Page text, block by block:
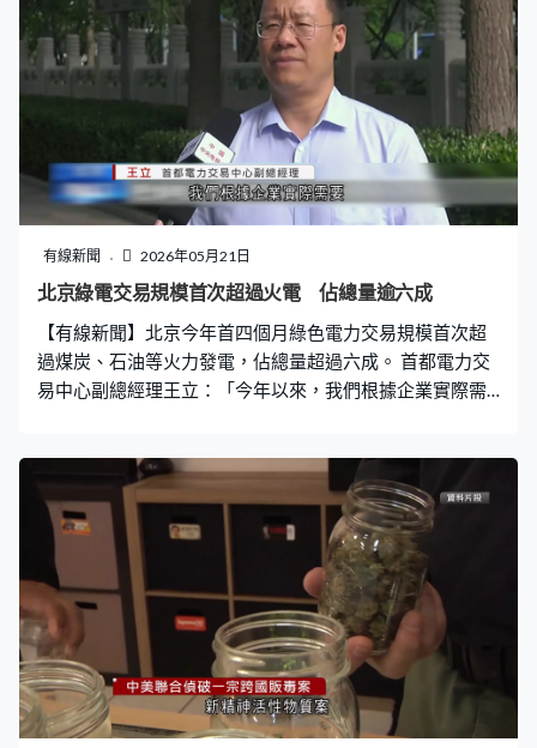
徽州茶文化，這特別具有新鮮感和有意義。」 中國茶產業
近年持續擴大，從單純的茶飲演變成各類「茶消費」，包
括「茶零食」，如蛋糕、瓜子、梅餅等，相關市場規模從
2019年的33億元增長到2023年的65億元，複合年均增長
率超過18%。不少人認為，「茶零食」不甜膩、熱量低，
比普通零食健康，充分滿足現今消費者對於「輕養生」的
追求，相信「茶零食」發展前景大，可進一步拓展消費場
景。 此外，「茶文旅」亦正蓬勃發展，廣西南寧橫州的中
華茉莉園就是以茉莉茶文化為特色的生態觀光茶園景區，
節假日平均一天接待遊客3千人，賞花以外，遊客還能親身
體驗採茶和製茶。 工信部等多個部門日前聯合發布有關茶
產業提質升級指導意見，明確提出要培育5個以上年營收超
過100億元的茶產業集群
有線新聞 2026年05月21日
北京綠電交易規模首次超過火電 佔總量逾六成
【有線新聞】北京今年首四個月綠色電力交易規模首次超
過煤炭、石油等火力發電，佔總量超過六成。 首都電力交
易中心副總經理王立：「今年以來，我們根據企業實際需
綠電短時間能買到，交易越來越靈活。」 北京1月至4月綠
色電力市場化交易達到188億千瓦時，增長超過八成，佔
交易總量的六成三，是首次交易規模超過火電。絕大部分
的綠電來自新疆、西藏、山西等14個省區。當局指會持續
將外省的綠電輸入北京，推動綠電向產業園區、數據中心
等重點領域拓展。